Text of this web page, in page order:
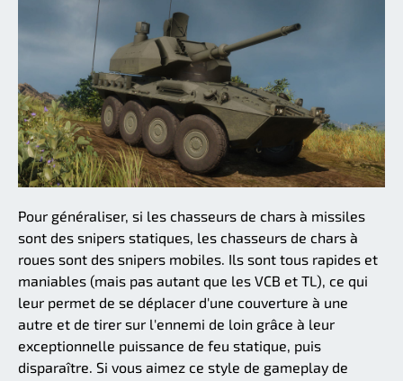
Pour généraliser, si les chasseurs de chars à missiles
sont des snipers statiques, les chasseurs de chars à
roues sont des snipers mobiles. Ils sont tous rapides et
maniables (mais pas autant que les VCB et TL), ce qui
leur permet de se déplacer d'une couverture à une
autre et de tirer sur l'ennemi de loin grâce à leur
exceptionnelle puissance de feu statique, puis
disparaître. Si vous aimez ce style de gameplay de